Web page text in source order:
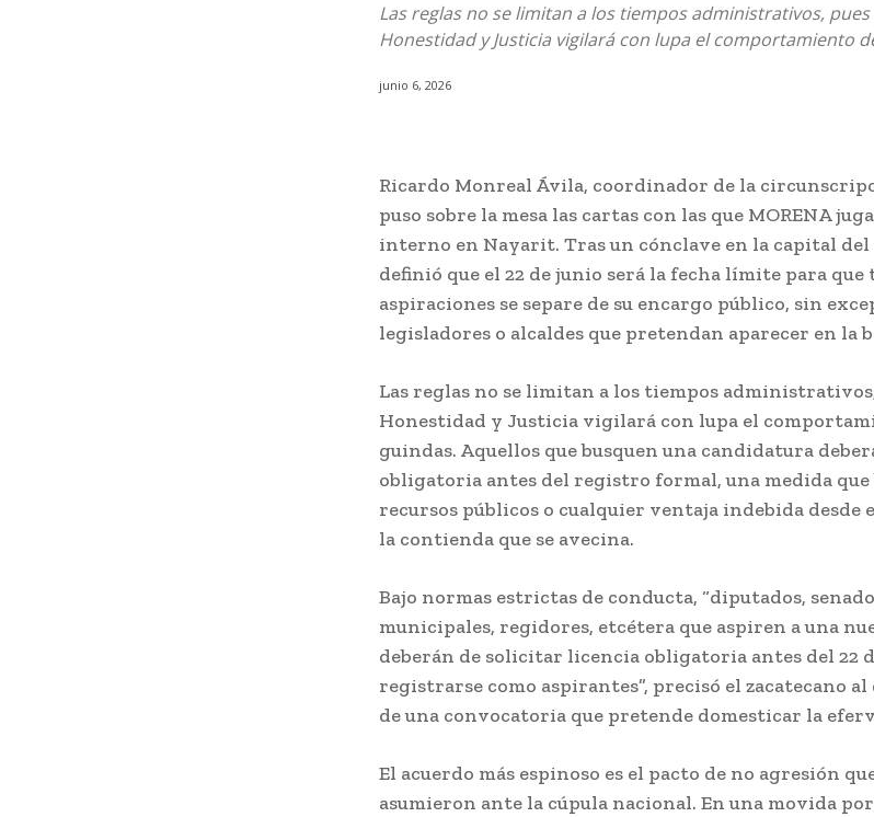
Las reglas no se limitan a los tiempos administrativos,
Honestidad y Justicia vigilará con lupa el comportamiento
junio 6, 2026
Ricardo Monreal Ávila, coordinador de la
puso sobre la mesa las cartas con las que MORENA
interno en Nayarit. Tras un cónclave en la capital
definió que el 22 de junio será la fecha límite para que
aspiraciones se separe de su encargo público, sin
legisladores o alcaldes que pretendan aparecer en la
Las reglas no se limitan a los tiempos
Honestidad y Justicia vigilará con lupa el
guindas. Aquellos que busquen una candidatura
obligatoria antes del registro formal, una medida que
recursos públicos o cualquier ventaja indebida
la contienda que se avecina.
Bajo normas estrictas de conducta, “diputados,
municipales, regidores, etcétera que aspiren a una
deberán de solicitar licencia obligatoria antes del 22
registrarse como aspirantes”, precisó el zacatecano
de una convocatoria que pretende domesticar la
El acuerdo más espinoso es el pacto de no agresión
asumieron ante la cúpula nacional. En una movida